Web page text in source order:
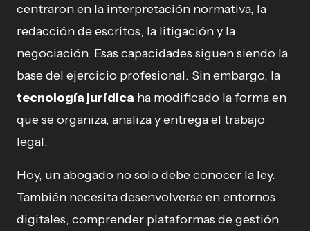
centraron en la interpretación normativa, la
redacción de escritos, la litigación y la
negociación. Esas capacidades siguen siendo la
base del ejercicio profesional. Sin embargo, la
tecnología jurídica ha modificado la forma en
que se organiza, analiza y entrega el trabajo
legal.
Hoy, un abogado no solo debe conocer la ley.
También necesita desenvolverse en entornos
digitales, comprender plataformas de gestión,